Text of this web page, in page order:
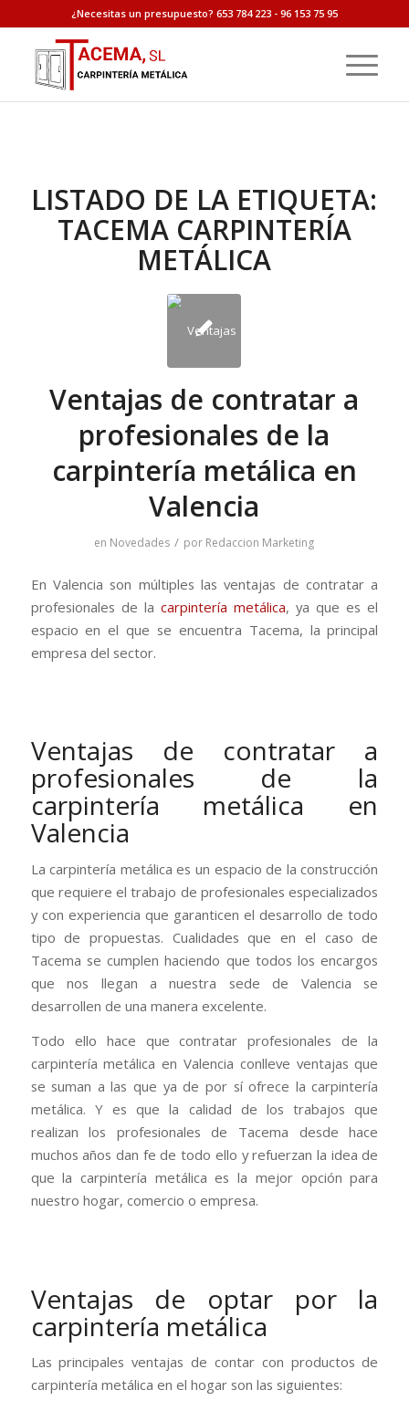
¿Necesitas un presupuesto? 653 784 223 - 96 153 75 95
LISTADO DE LA ETIQUETA:
TACEMA CARPINTERÍA
METÁLICA
Ventajas de contratar a
profesionales de la
carpintería metálica en
Valencia
en Novedades / por Redaccion Marketing
En Valencia son múltiples las ventajas de contratar a
profesionales de la carpintería metálica, ya que es el
espacio en el que se encuentra Tacema, la principal
empresa del sector.
Ventajas de contratar a
profesionales de la
carpintería metálica en
Valencia
La carpintería metálica es un espacio de la construcción
que requiere el trabajo de profesionales especializados
y con experiencia que garanticen el desarrollo de todo
tipo de propuestas. Cualidades que en el caso de
Tacema se cumplen haciendo que todos los encargos
que nos llegan a nuestra sede de Valencia se
desarrollen de una manera excelente.
Todo ello hace que contratar profesionales de la
carpintería metálica en Valencia conlleve ventajas que
se suman a las que ya de por sí ofrece la carpintería
metálica. Y es que la calidad de los trabajos que
realizan los profesionales de Tacema desde hace
muchos años dan fe de todo ello y refuerzan la idea de
que la carpintería metálica es la mejor opción para
nuestro hogar, comercio o empresa.
Ventajas de optar por la
carpintería metálica
Las principales ventajas de contar con productos de
carpintería metálica en el hogar son las siguientes: